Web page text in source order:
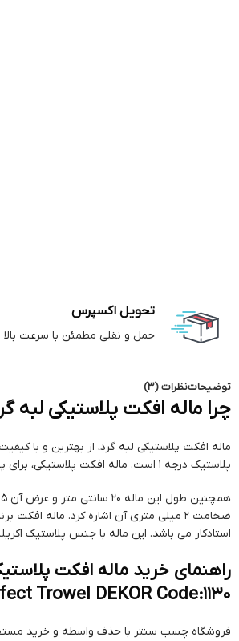
تحویل اکسپرس
حمل و نقلی مطمئن با سرعت بالا
توضیحاتنظرات (3)
چرا ماله افکت پلاستیکی لبه
ماله افکت پلاستیکی لبه گرد، از بهترین و با
پلاستیک درجه 1 است. ماله افکت پلاستیکی، برای پتینه کاری و کار با رزین اپوکسی مورد استفاده قرار می گیرد.
ضخامت 2 میلی متری آن اشاره کرد. ماله
استادکار می باشد. این ماله با جنس پلاستیک
Trowel DEKOR Code:1130
فروشگاه چسب سنتر با حذف واسطه و خرید مستقیم